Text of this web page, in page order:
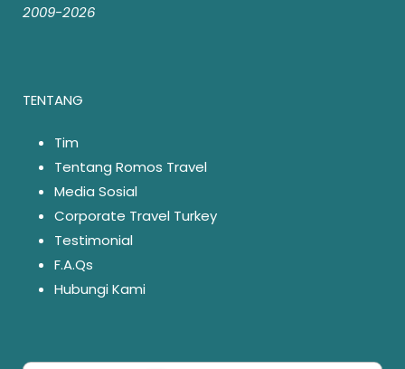
2009-2026
TENTANG
Tim
Tentang Romos Travel
Media Sosial
Corporate Travel Turkey
Testimonial
F.A.Qs
Hubungi Kami